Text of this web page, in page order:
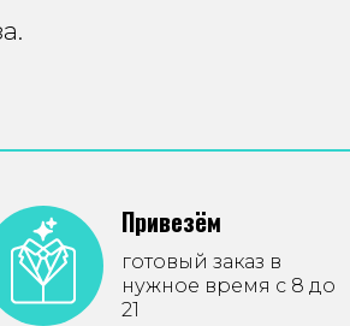
Привезём
готовый заказ в
нужное время с 8 до
21